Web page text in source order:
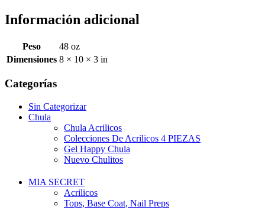
45K
Rechargable
Información adicional
Peso
48 oz
Dimensiones 8 × 10 × 3 in
Categorías
Sin Categorizar
Chula
Chula Acrilicos
Colecciones De Acrilicos 4 PIEZAS
Gel Happy Chula
Nuevo Chulitos
MIA SECRET
Acrilicos
Tops, Base Coat, Nail Preps